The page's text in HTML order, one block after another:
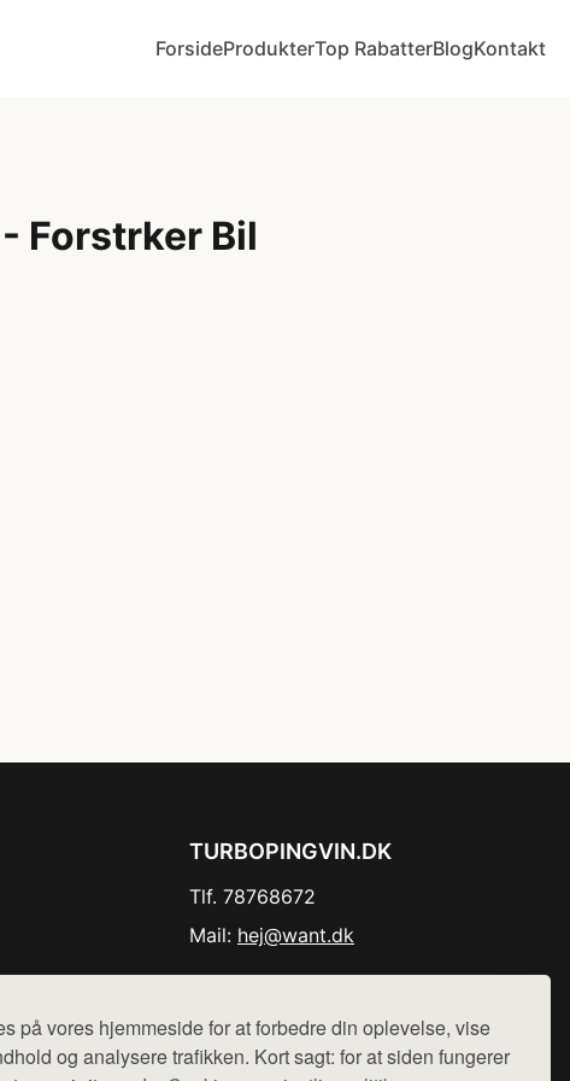
på vores hjemmeside for at forbedre din oplevelse, vise
og analysere trafikken. Kort sagt: for at siden fungerer
ForsideProdukterTop RabatterBlogKontakt
Forstrker Bil
TURBOPINGVIN.DK
Tlf. 78768672
Mail: hej@want.dk